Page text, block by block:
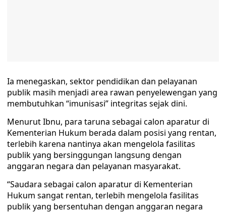
Ia menegaskan, sektor pendidikan dan pelayanan
publik masih menjadi area rawan penyelewengan yang
membutuhkan “imunisasi” integritas sejak dini.
Menurut Ibnu, para taruna sebagai calon aparatur di
Kementerian Hukum berada dalam posisi yang rentan,
terlebih karena nantinya akan mengelola fasilitas
publik yang bersinggungan langsung dengan
anggaran negara dan pelayanan masyarakat.
“Saudara sebagai calon aparatur di Kementerian
Hukum sangat rentan, terlebih mengelola fasilitas
publik yang bersentuhan dengan anggaran negara